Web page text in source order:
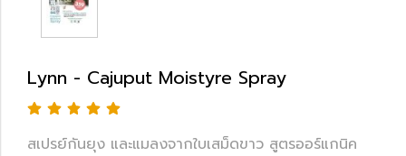
Lynn - Cajuput Moistyre Spray
สเปรย์กันยุง และแมลงจากใบเสม็ดขาว สูตรออร์แกนิค